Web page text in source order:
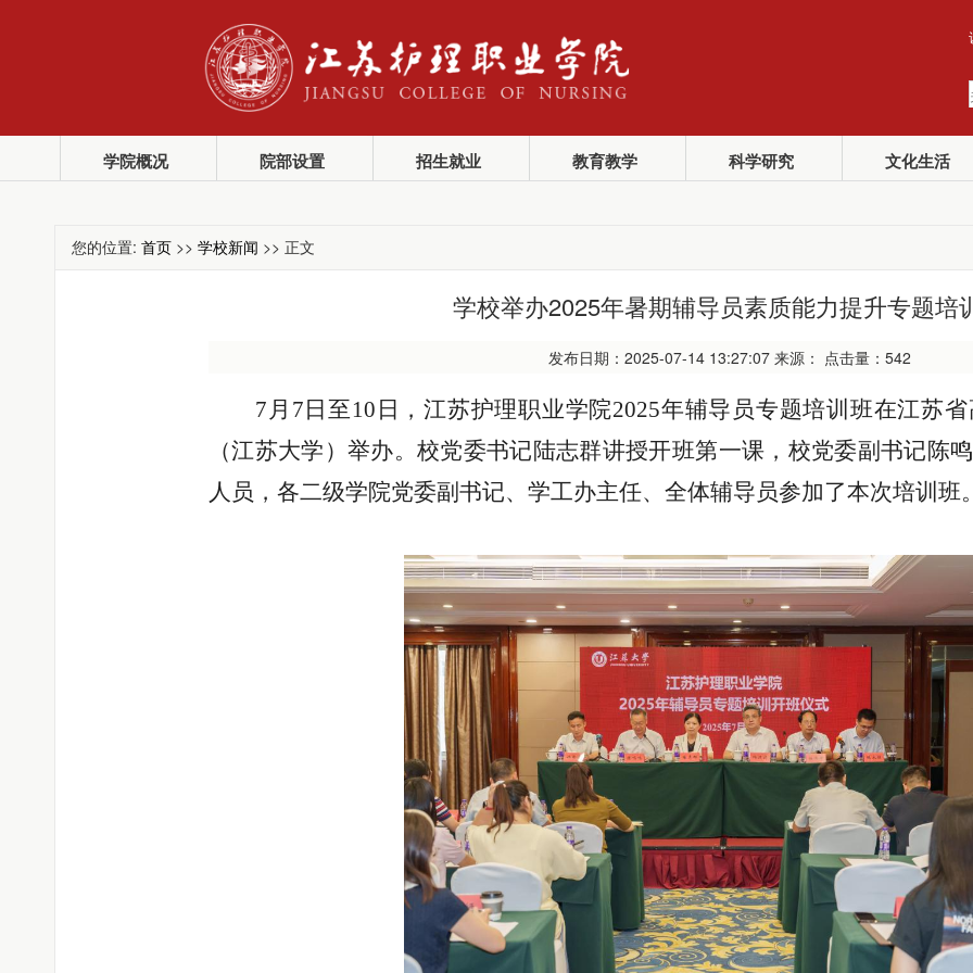
学院概况 院部设置 招生就业 教育教学 科学研究 文化生活
您的位置: 首页 >> 学校新闻 >> 正文
学校举办2025年暑期辅导员素质能力提升专题培
发布日期：2025-07-14 13:27:07 来源： 点击量： 542
7月7日至10日，江苏护理职业学院2025年辅导员专题培训班在江苏
（江苏大学）举办。校党委书记陆志群讲授开班第一课，校党委副书记陈
人员，各二级学院党委副书记、学工办主任、全体辅导员参加了本次培训班